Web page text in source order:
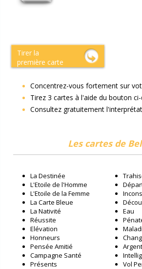
Tirer la
première carte
Concentrez-vous fortement sur
Tirez 3 cartes à l'aide du bouton
Consultez gratuitement
Les cartes de
La Destinée
L'Etoile de l'Homme
L'Etoile de la Femme
La Carte Bleue
La Nativité
Réussite
Elévation
Honneurs
Pensée Amitié
Campagne Santé
Présents
Eau
Argent
Vol